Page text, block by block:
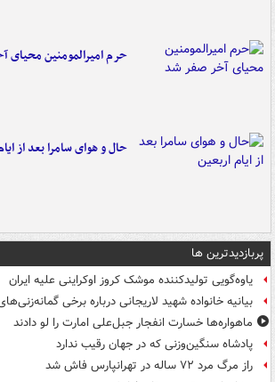
حرم امیرالمومنین محیای
حال و هوای سامرا بعد از
پربازدیدترین ها
یاوه‌گویی تولیدکننده موشک کروز اوکراینی علیه ایران
بیانیه خانواده شهید لاریجانی درباره برخی
ماهواره‌ها خسارت انفجار جبل‌علی امارت را لو دادند
پادشاه سنگین‌وزنی که در جهان رقیب ندارد
راز مرگ مرد ۷۲ ساله در تهرانپارس فاش شد